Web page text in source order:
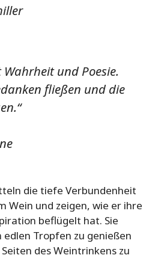
und Poesie.
fließen und die
die tiefe Verbundenheit
Wein und zeigen, wie er ihre
beflügelt hat. Sie
edlen Tropfen zu genießen
des Weintrinkens zu